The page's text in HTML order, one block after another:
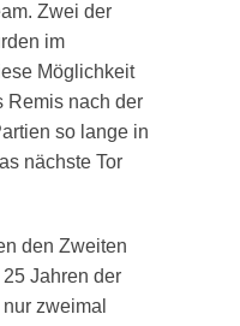
Zwei der
im
Möglichkeit
Remis nach der
so lange in
nächste Tor
den Zweiten
Jahren der
zweimal